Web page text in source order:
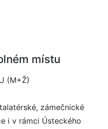
místu
(M+Ž)
zámečnické
i v rámci Ústeckého